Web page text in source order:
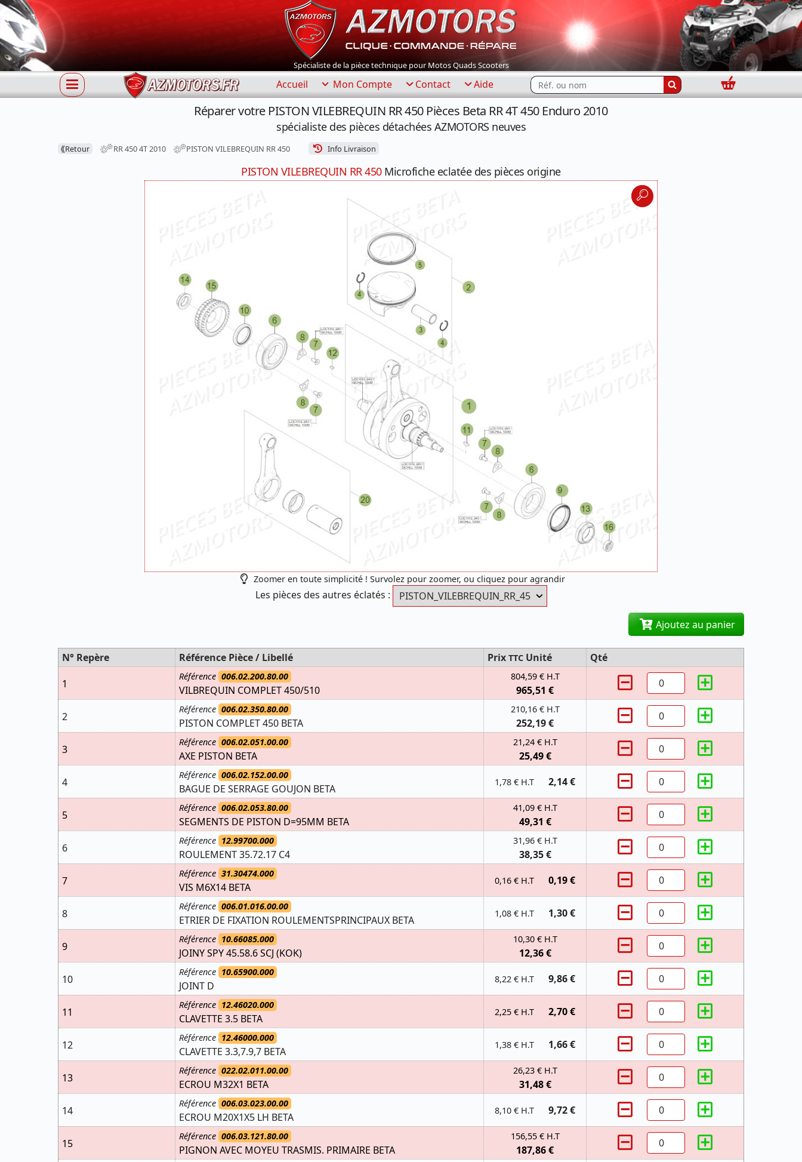
Spécialiste de la pièce technique pour Motos Quads Scooters
Accueil Mon Compte Contact Aide Rechercher...
Panier
Réparer votre PISTON VILEBREQUIN RR 450 Pièces Beta RR 4T 450 Enduro 2010
spécialiste des pièces détachées AZMOTORS neuves
⟪Retour RR 450 4T 2010 PISTON VILEBREQUIN RR 450 Info Livraison
PISTON VILEBREQUIN RR 450Microfiche eclatée des pièces origine
Zoomer en toute simplicité ! Survolez pour zoomer, ou cliquez pour agrandir
Les pièces des autres éclatés :
Ajoutez au panier
N° Repère Référence Pièce / Libellé Prix TTC Unité
Qté
1
Référence 006.02.200.80.00
VILBREQUIN COMPLET 450/510
804,59 € H.T
965,51 €
2
Référence 006.02.350.80.00
PISTON COMPLET 450 BETA
210,16 € H.T
252,19 €
3
Référence 006.02.051.00.00
AXE PISTON BETA
21,24 € H.T
25,49 €
4
Référence 006.02.152.00.00
BAGUE DE SERRAGE GOUJON BETA
1,78 € H.T 2,14 €
5
Référence 006.02.053.80.00
SEGMENTS DE PISTON D=95MM BETA
41,09 € H.T
49,31 €
6
Référence 12.99700.000
ROULEMENT 35.72.17 C4
31,96 € H.T
38,35 €
7
Référence 31.30474.000
VIS M6X14 BETA
0,16 € H.T 0,19 €
8
Référence 006.01.016.00.00
ETRIER DE FIXATION ROULEMENTSPRINCIPAUX BETA
1,08 € H.T 1,30 €
9
Référence 10.66085.000
JOINY SPY 45.58.6 SCJ (KOK)
10,30 € H.T
12,36 €
10
Référence 10.65900.000
JOINT D
8,22 € H.T 9,86 €
11
Référence 12.46020.000
CLAVETTE 3.5 BETA
2,25 € H.T 2,70 €
12
Référence 12.46000.000
CLAVETTE 3.3,7.9,7 BETA
1,38 € H.T 1,66 €
13
Référence 022.02.011.00.00
ECROU M32X1 BETA
26,23 € H.T
31,48 €
14
Référence 006.03.023.00.00
ECROU M20X1X5 LH BETA
8,10 € H.T 9,72 €
15
Référence 006.03.121.80.00
PIGNON AVEC MOYEU TRASMIS. PRIMAIRE BETA
156,55 € H.T
187,86 €